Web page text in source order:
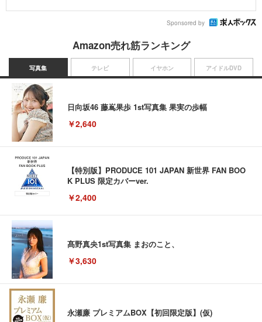
Sponsored by
Amazon売れ筋ランキング
写真集
日向坂46 藤嶌果歩 1st写真集 果実の歩幅
￥2,640
【特別版】PRODUCE 101 JAPAN 新世界 FAN BOO
K PLUS 限定カバーver.
￥2,400
髙野真央1st写真集 まおのこと、
￥3,630
永瀬廉 プレミアムBOX【初回限定版】(仮)
テレビ イヤホン アイドルDVD